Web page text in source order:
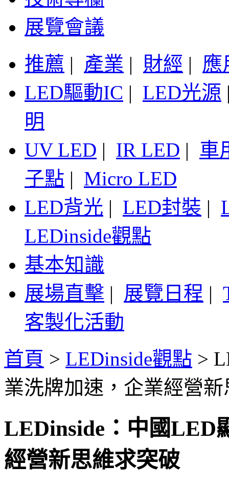
展覽會議
推薦 | 產業 | 財經 | 應
LED驅動IC | LED光源
明
UV LED | IR LED | 車
子點 | Micro LED
LED背光 | LED封裝 |
LEDinside觀點
基本知識
展場直擊 | 展覽日程 |
客製化活動
首頁 > LEDinside觀點 >
業洗牌加速，企業經營
LEDinside：中國LED
經營新思維求突破